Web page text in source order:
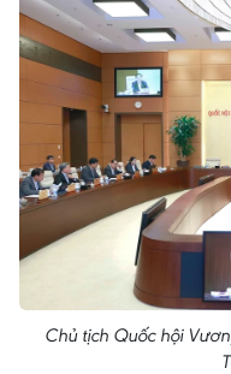
Chủ tịch Quốc hội